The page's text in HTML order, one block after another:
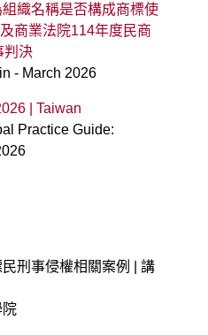
織名稱是否構成商標使
商業法院114年度民商
判決
- March 2026
| Taiwan
Practice Guide:
刑事侵權相關案例 | 講
院